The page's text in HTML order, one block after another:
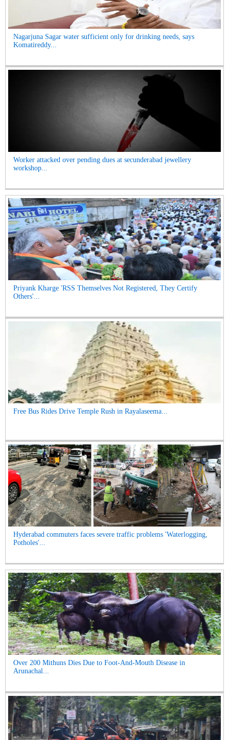
Nagarjuna Sagar water sufficient only for drinking needs, says
Komatireddy...
Worker attacked over pending dues at secunderabad jewellery
workshop...
Priyank Kharge 'RSS Themselves Not Registered, They Certify
Others'...
Free Bus Rides Drive Temple Rush in Rayalaseema...
Hyderabad commuters faces severe traffic problems 'Waterlogging,
Potholes'...
Over 200 Mithuns Dies Due to Foot-And-Mouth Disease in
Arunachal...